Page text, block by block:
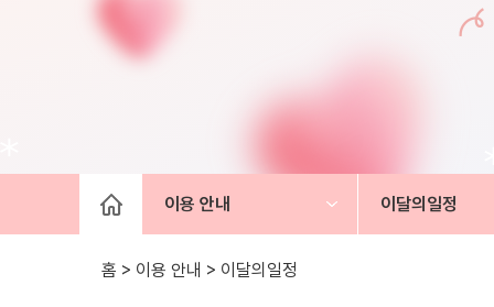
이용 안내 이달의일정
홈 > 이용 안내 > 이달의일정